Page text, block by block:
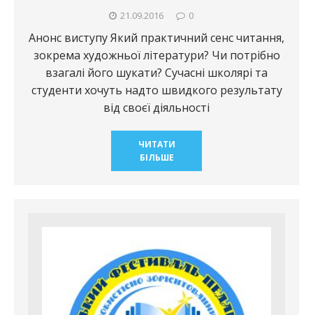
21.09.2016 0
Анонс виступу Який практичний сенс читання,
зокрема художньої літератури? Чи потрібно
взагалі його шукати? Сучасні школярі та
студенти хочуть надто швидкого результату
від своєї діяльності
ЧИТАТИ
БІЛЬШЕ